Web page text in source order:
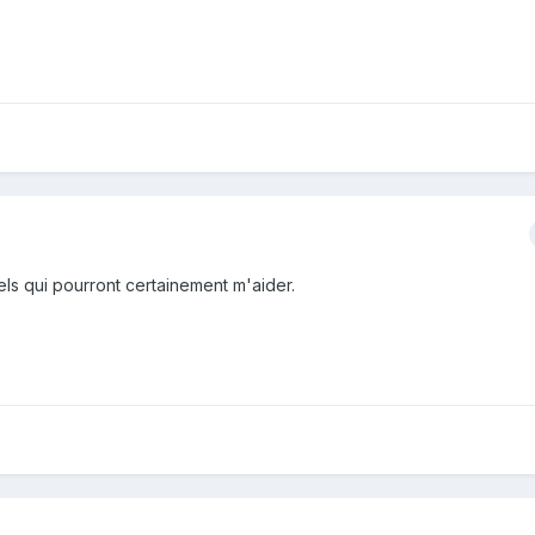
qui pourront certainement m'aider.